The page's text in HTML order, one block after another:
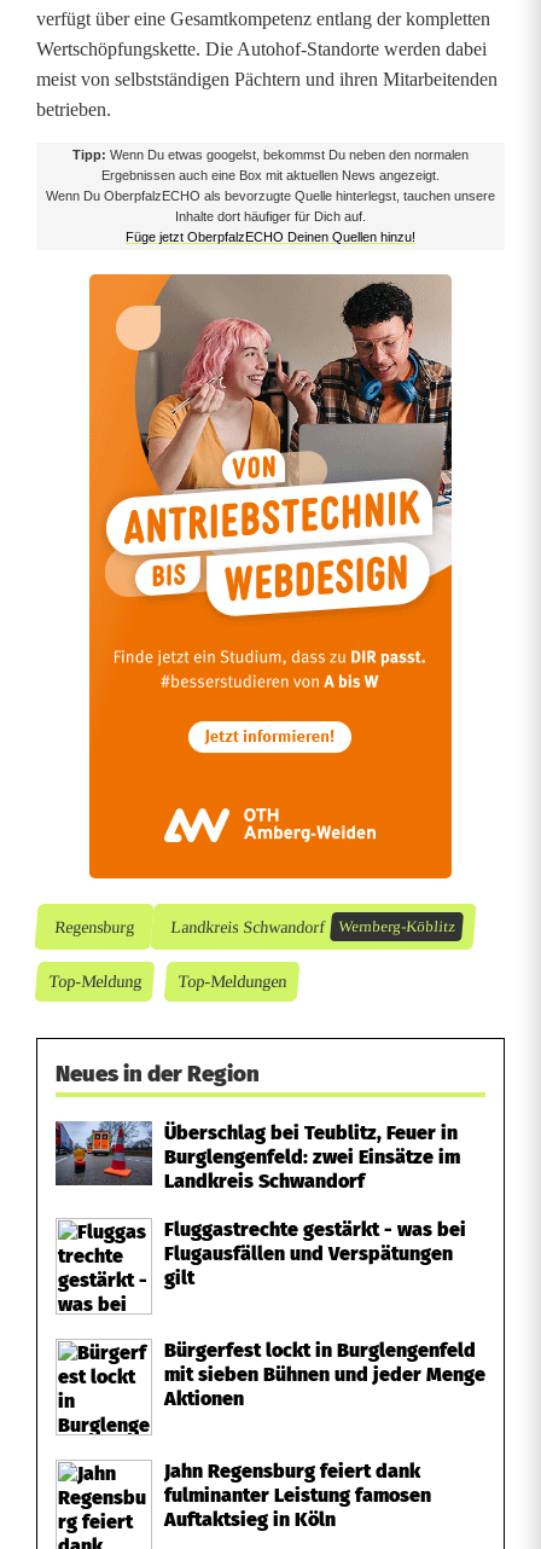
e
N
a
verfügt über eine Gesamtkompetenz entlang der kompletten
Wertschöpfungskette. Die Autohof-Standorte werden dabei
meist von selbstständigen Pächtern und ihren Mitarbeitenden
betrieben.
Tipp: Wenn Du etwas googelst, bekommst Du neben den normalen
Ergebnissen auch eine Box mit aktuellen News angezeigt.
Wenn Du OberpfalzECHO als bevorzugte Quelle hinterlegst, tauchen unsere
Inhalte dort häufiger für Dich auf.
Füge jetzt OberpfalzECHO Deinen Quellen hinzu!
Regensburg Landkreis Schwandorf Wernberg-Köblitz
Top-Meldung Top-Meldungen
Neues in der Region
Überschlag bei Teublitz, Feuer in
Burglengenfeld: zwei Einsätze im
Landkreis Schwandorf
Fluggastrechte gestärkt - was bei
Flugausfällen und Verspätungen
gilt
Bürgerfest lockt in Burglengenfeld
mit sieben Bühnen und jeder Menge
Aktionen
Jahn Regensburg feiert dank
fulminanter Leistung famosen
Auftaktsieg in Köln